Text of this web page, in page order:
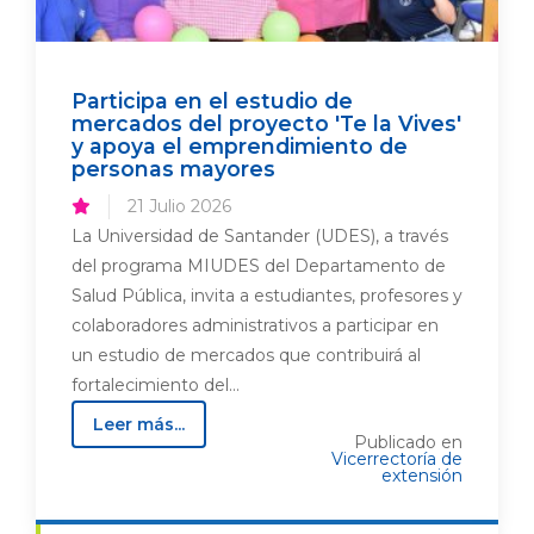
Participa en el estudio de
mercados del proyecto 'Te la Vives'
y apoya el emprendimiento de
personas mayores
21 Julio 2026
La Universidad de Santander (UDES), a través
del programa MIUDES del Departamento de
Salud Pública, invita a estudiantes, profesores y
colaboradores administrativos a participar en
un estudio de mercados que contribuirá al
fortalecimiento del...
Leer más...
Publicado en
Vicerrectoría de
extensión